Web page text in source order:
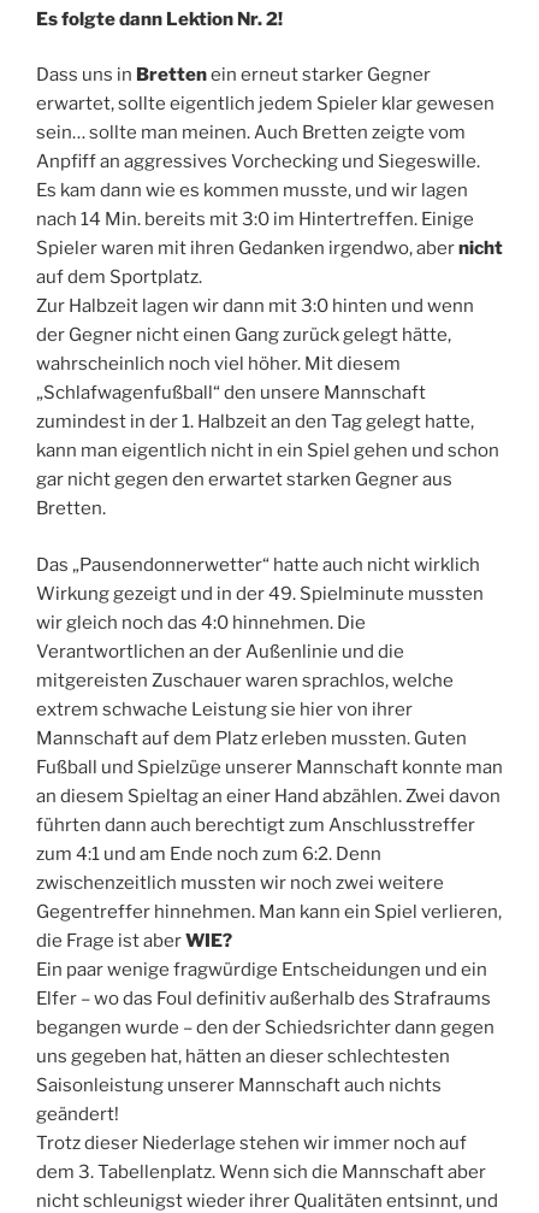
Es folgte dann Lektion Nr. 2!
Dass uns in Brettenein erneut starker Gegner
erwartet, sollte eigentlich jedem Spieler klar gewesen
sein… sollte man meinen. Auch Bretten zeigte vom
Anpfiff an aggressives Vorchecking und Siegeswille.
Es kam dann wie es kommen musste, und wir lagen
nach 14 Min. bereits mit 3:0 im Hintertreffen. Einige
Spieler waren mit ihren Gedanken irgendwo, abernicht
auf dem Sportplatz.
Zur Halbzeit lagen wir dann mit 3:0 hinten und wenn
der Gegner nicht einen Gang zurück gelegt hätte,
wahrscheinlich noch viel höher. Mit diesem
„Schlafwagenfußball“ den unsere Mannschaft
zumindest in der 1. Halbzeit an den Tag gelegt hatte,
kann man eigentlich nicht in ein Spiel gehen und schon
gar nicht gegen den erwartet starken Gegner aus
Bretten.
Das „Pausendonnerwetter“ hatte auch nicht wirklich
Wirkung gezeigt und in der 49. Spielminute mussten
wir gleich noch das 4:0 hinnehmen. Die
Verantwortlichen an der Außenlinie und die
mitgereisten Zuschauer waren sprachlos, welche
extrem schwache Leistung sie hier von ihrer
Mannschaft auf dem Platz erleben mussten. Guten
Fußball und Spielzüge unserer Mannschaft konnte man
an diesem Spieltag an einer Hand abzählen. Zwei davon
führten dann auch berechtigt zum Anschlusstreffer
zum 4:1 und am Ende noch zum 6:2. Denn
zwischenzeitlich mussten wir noch zwei weitere
Gegentreffer hinnehmen. Man kann ein Spiel verlieren,
die Frage ist aberWIE?
Ein paar wenige fragwürdige Entscheidungen und ein
Elfer – wo das Foul definitiv außerhalb des Strafraums
begangen wurde – den der Schiedsrichter dann gegen
uns gegeben hat, hätten an dieser schlechtesten
Saisonleistung unserer Mannschaft auch nichts
geändert!
Trotz dieser Niederlage stehen wir immer noch auf
dem 3. Tabellenplatz. Wenn sich die Mannschaft aber
nicht schleunigst wieder ihrer Qualitäten entsinnt, und